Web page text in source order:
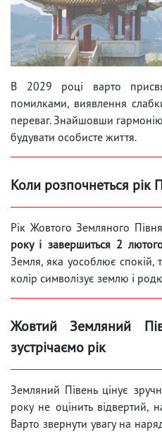
В 2029 році варто
помилками, виявлення
переваг. Знайшовши
будувати особисте життя.
Коли розпочнеться рік
Рік Жовтого Земляного
року і завершиться 2
Земля, яка уособлює спокій,
колір символізує землю і
Жовтий Земляний
зустрічаємо рік
Земляний Півень цінує
року не оцінить відвертий,
Варто звернути увагу на